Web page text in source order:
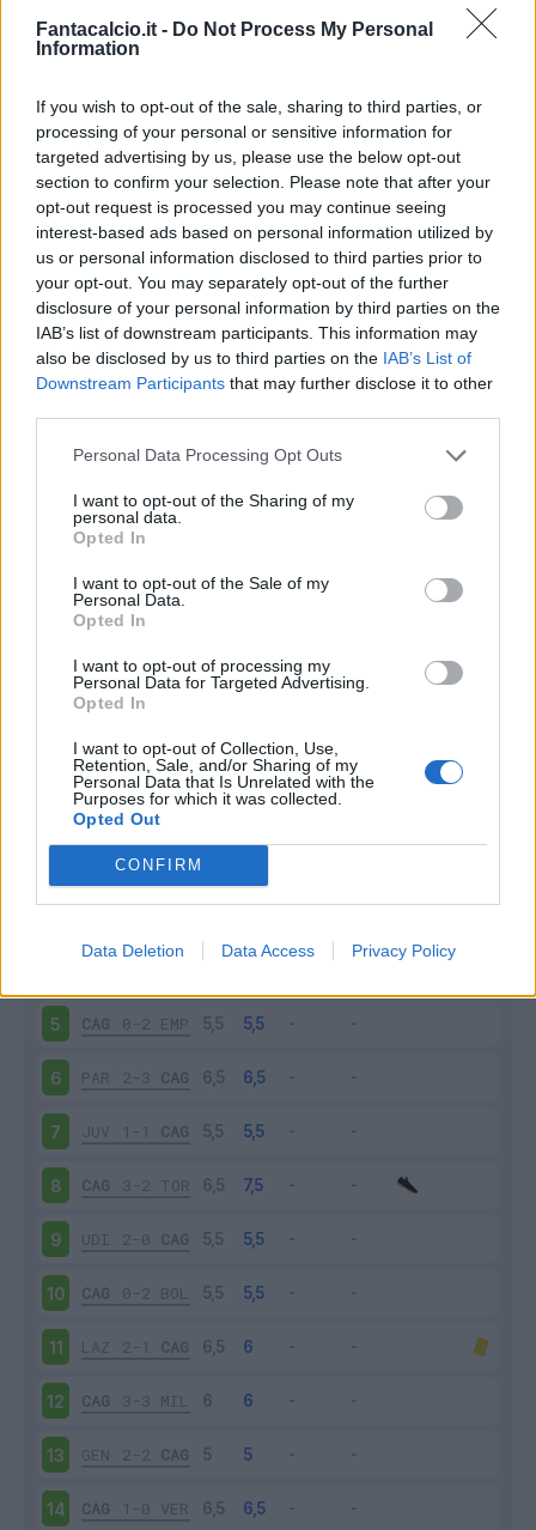
Fantacalcio.it - Do Not Process My Personal
Information
If you wish to opt-out of the sale, sharing to third parties, or
processing of your personal or sensitive information for
targeted advertising by us, please use the below opt-out
section to confirm your selection. Please note that after your
opt-out request is processed you may continue seeing
interest-based ads based on personal information utilized by
us or personal information disclosed to third parties prior to
your opt-out. You may separately opt-out of the further
disclosure of your personal information by third parties on the
IAB’s list of downstream participants. This information may
also be disclosed by us to third parties on the IAB’s List of
Downstream Participants that may further disclose it to other
Personal Data Processing Opt Outs
I want to opt-out of the Sharing of my
personal data.
Opted In
I want to opt-out of the Sale of my
Personal Data.
Opted In
I want to opt-out of processing my
Personal Data for Targeted Advertising.
Opted In
I want to opt-out of Collection, Use,
Retention, Sale, and/or Sharing of my
Personal Data that Is Unrelated with the
Purposes for which it was collected.
Opted Out
CONFIRM
Data Deletion Data Access Privacy Policy
Classic Mantra
Riepilogo stagione
Titolare 36 - 94
Entrato 0 - 0%
Scarica riepilogo
stagionale
Scarica
Giornata VotoFV Entrato Uscito Bonus/Malus
CAG 0-0 ROM
1-1 COM
5 CAG 0-2 EMP
6 PAR 2-3 CAG
7 JUV 1-1 CAG
8 CAG 3-2 TOR
9 UDI 2-0 CAG
10 CAG 0-2 BOL
11 LAZ 2-1 CAG
12 CAG 3-3 MIL
13 GEN 2-2 CAG
14 CAG 1-0 VER